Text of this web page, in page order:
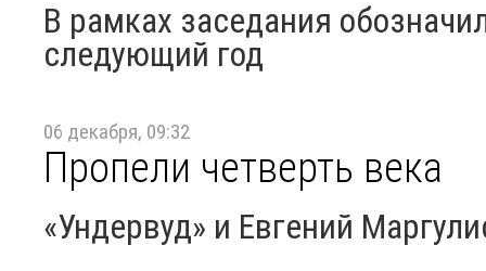
В рамках заседания
следующий год
06 декабря, 09:32
Пропели четверть века
«Ундервуд» и Евгений